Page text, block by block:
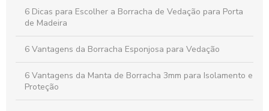
6 Dicas para Escolher a Borracha de Vedação para Porta
de Madeira
6 Vantagens da Borracha Esponjosa para Vedação
6 Vantagens da Manta de Borracha 3mm para Isolamento e
Proteção